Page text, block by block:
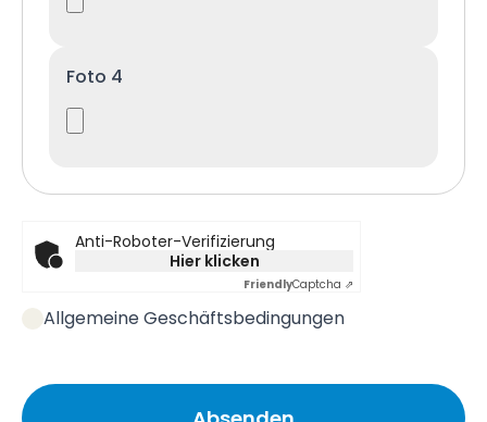
Foto 4
Anti-Roboter-Verifizierung
Hier klicken
FriendlyCaptcha ⇗
Allgemeine Geschäftsbedingungen